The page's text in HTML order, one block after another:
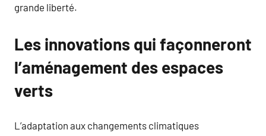
grande liberté.
Les innovations qui façonneront
l’aménagement des espaces
verts
L’adaptation aux changements climatiques